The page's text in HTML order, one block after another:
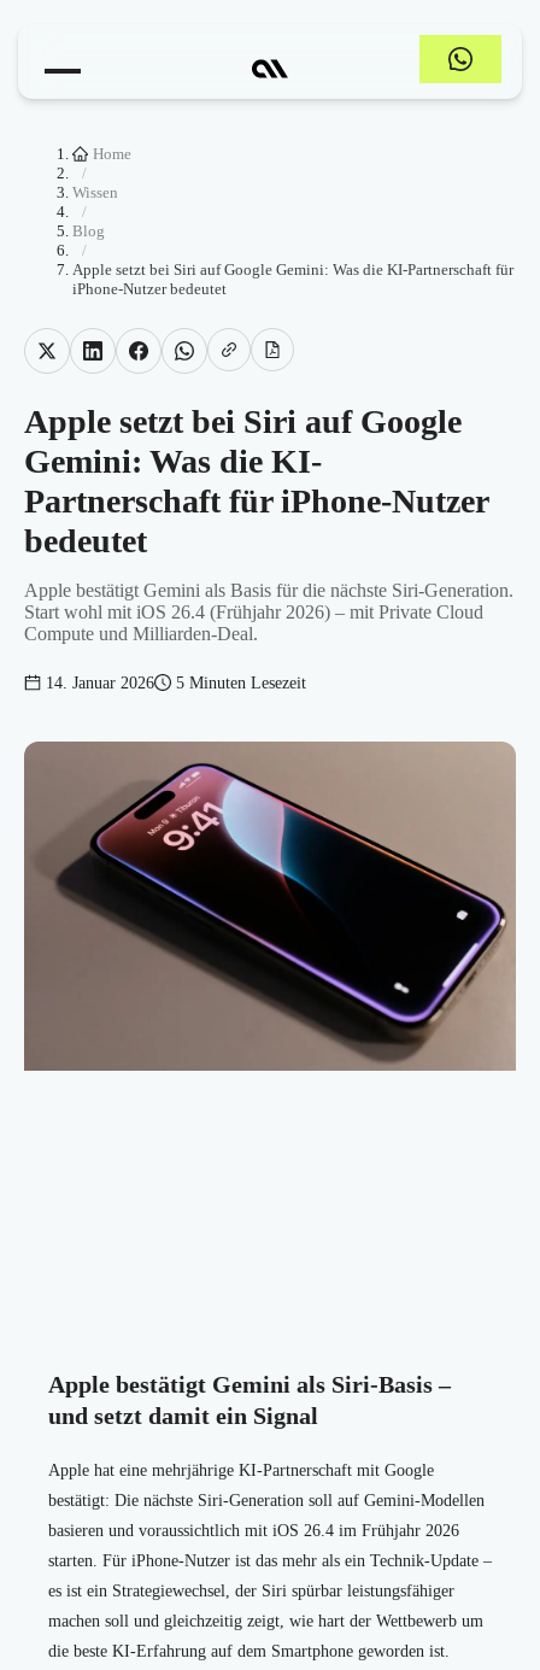
Home
/
Wissen
/
Blog
/
Apple setzt bei Siri auf Google Gemini: Was die KI-Partnerschaft für
iPhone-Nutzer bedeutet
Apple setzt bei Siri auf Google
Gemini: Was die KI-
Partnerschaft für iPhone-Nutzer
bedeutet
Apple bestätigt Gemini als Basis für die nächste Siri-Generation.
Start wohl mit iOS 26.4 (Frühjahr 2026) – mit Private Cloud
Compute und Milliarden-Deal.
14. Januar 2026 5 Minuten Lesezeit
Apple bestätigt Gemini als Siri-Basis –
und setzt damit ein Signal
Apple hat eine mehrjährige KI-Partnerschaft mit Google
bestätigt: Die nächste Siri-Generation soll auf Gemini-Modellen
basieren und voraussichtlich mit iOS 26.4 im Frühjahr 2026
starten. Für iPhone-Nutzer ist das mehr als ein Technik-Update –
es ist ein Strategiewechsel, der Siri spürbar leistungsfähiger
machen soll und gleichzeitig zeigt, wie hart der Wettbewerb um
die beste KI-Erfahrung auf dem Smartphone geworden ist.